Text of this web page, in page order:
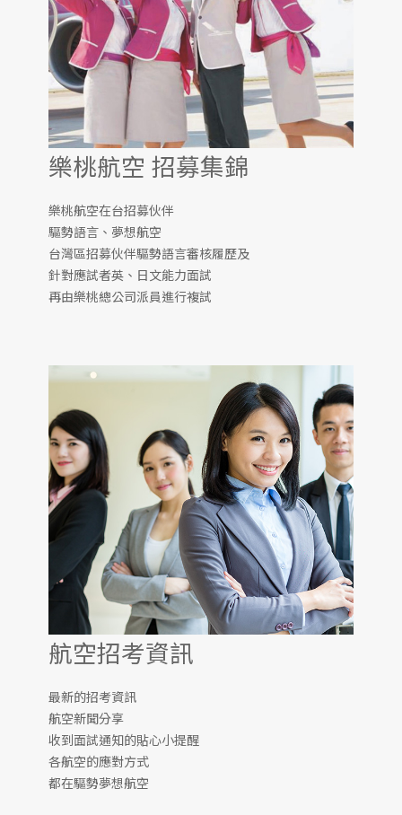
樂桃航空 招募集錦
樂桃航空在台招募伙伴
驅勢語言、夢想航空
台灣區招募伙伴驅勢語言審核履歷及
針對應試者英、日文能力面試
再由樂桃總公司派員進行複試
航空招考資訊
最新的招考資訊
航空新聞分享
收到面試通知的貼心小提醒
各航空的應對方式
都在驅勢夢想航空